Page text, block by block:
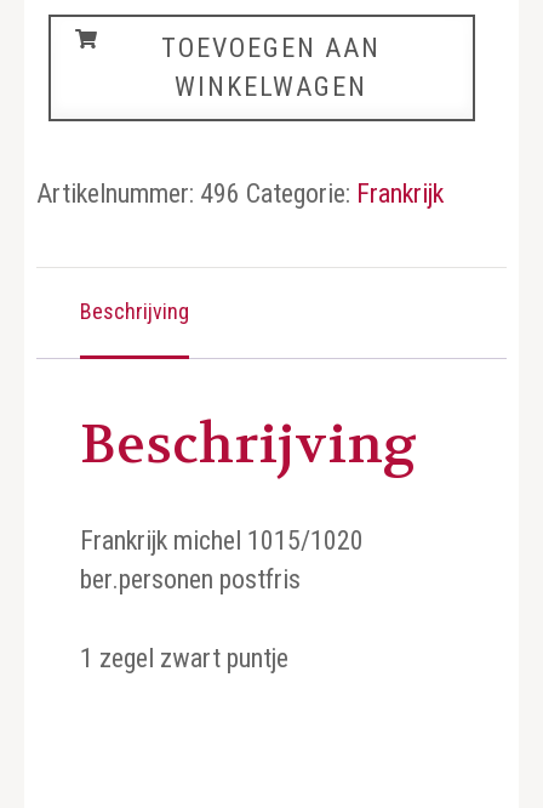
Frankrijk
TOEVOEGEN AAN
WINKELWAGEN
Artikelnummer: 496 Categorie: Frankrijk
Beschrijving
Beschrijving
Frankrijk michel 1015/1020
ber.personen postfris
1 zegel zwart puntje